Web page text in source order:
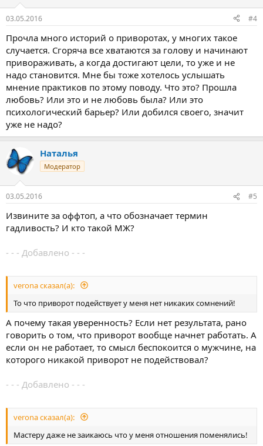
03.05.2016 #4
Прочла много историй о приворотах, у многих такое
случается. Сгоряча все хватаются за голову и начинают
привораживать, а когда достигают цели, то уже и не
надо становится. Мне бы тоже хотелось услышать
мнение практиков по этому поводу. Что это? Прошла
любовь? Или это и не любовь была? Или это
психологический барьер? Или добился своего, значит
уже не надо?
Наталья
Модератор
03.05.2016 #5
Извините за оффтоп, а что обозначает термин
гадливость? И кто такой МЖ?
- - - Добавлено - - -
verona сказал(а):
То что приворот подействует у меня нет никаких сомнений!
А почему такая уверенность? Если нет результата, рано
говорить о том, что приворот вообще начнет работать. А
если он не работает, то смысл беспокоится о мужчине, на
которого никакой приворот не подействовал?
- - - Добавлено - - -
verona сказал(а):
Мастеру даже не заикаюсь что у меня отношения поменялись!